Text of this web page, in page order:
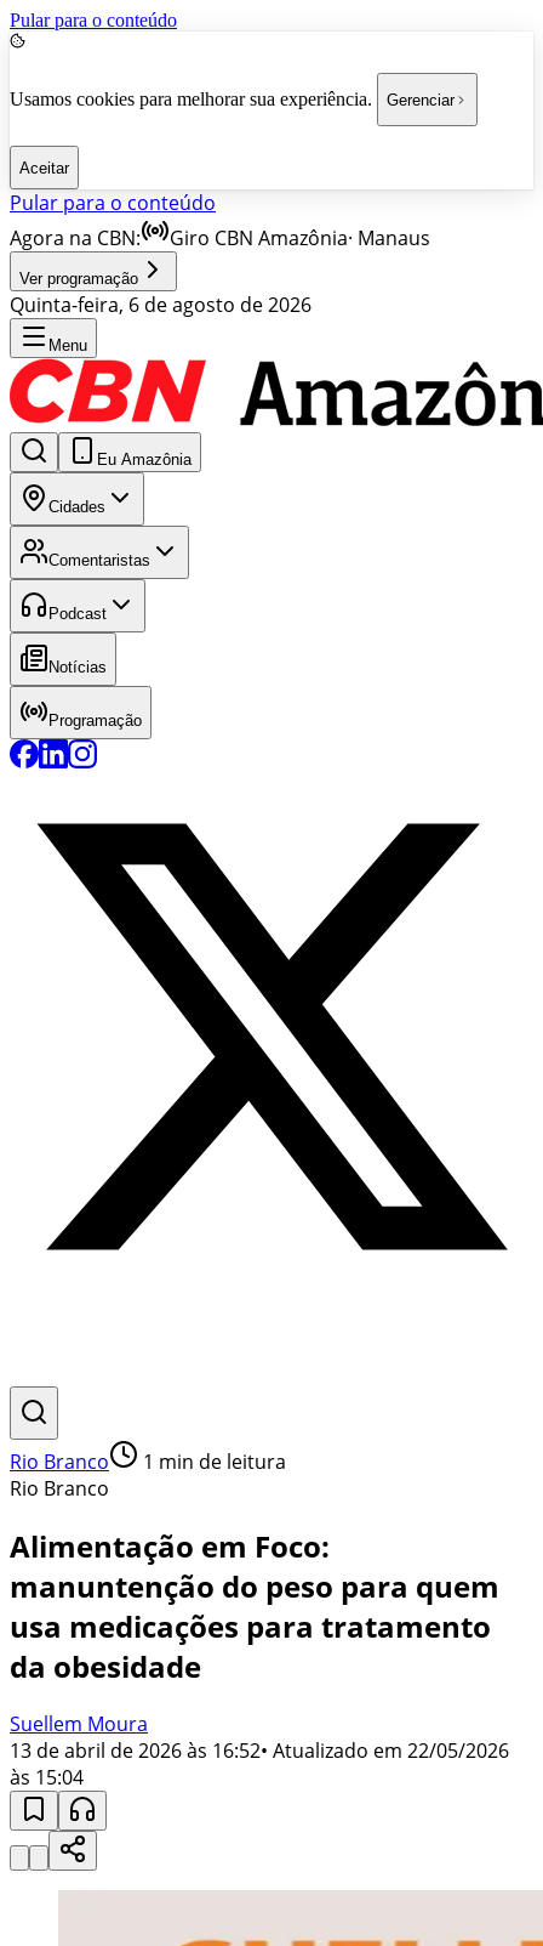
Pular para o conteúdo
Usamos cookies para melhorar sua experiência. Gerenciar
Aceitar
Pular para o conteúdo
Agora na CBN:
Giro CBN Amazônia· Manaus
Ver programação
Quinta-feira, 6 de agosto de 2026
Menu
Eu Amazônia
Cidades
Comentaristas
Podcast
Notícias
Programação
Rio Branco 1 min de leitura
Rio Branco
Alimentação em Foco:
manuntenção do peso para quem
usa medicações para tratamento
da obesidade
Suellem Moura
13 de abril de 2026 às 16:52• Atualizado em 22/05/2026
às 15:04